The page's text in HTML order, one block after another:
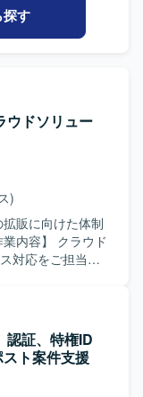
も主体的に実施
様なステークホ
シリテーション
メッセージン
対象とした環境
す
ウドソリュー
)
販に向けた体制
対応をご担当い
。プリセールス
、コミュニケー
らキャッチアッ
認証、特権ID
ト案件支援